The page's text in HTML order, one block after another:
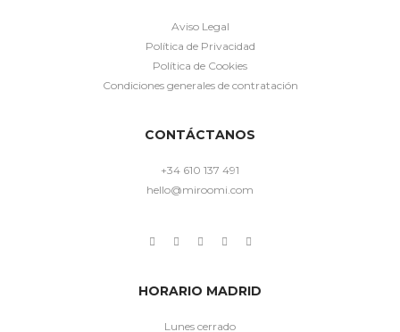
Aviso Legal
Política de Privacidad
Política de Cookies
Condiciones generales de contratación
CONTÁCTANOS
+34 610 137 491
hello@miroomi.com
HORARIO MADRID
Lunes cerrado